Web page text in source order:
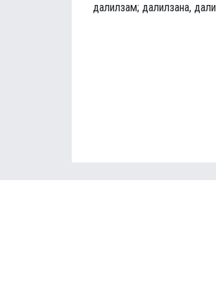
далилзам; далилзана,